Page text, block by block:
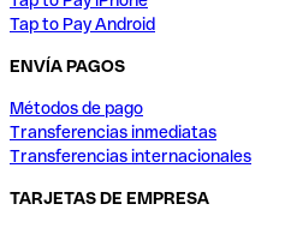
Tap to Pay Android
ENVÍA PAGOS
Métodos de pago
Transferencias inmediatas
Transferencias internacionales
TARJETAS DE EMPRESA